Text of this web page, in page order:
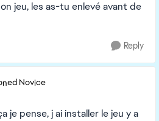
jeu, les as-tu enlevé avant de
Reply
Novice
je pense, j ai installer le jeu y a